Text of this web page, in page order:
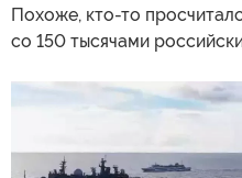
Похоже, кто-то
со 150 тысячами